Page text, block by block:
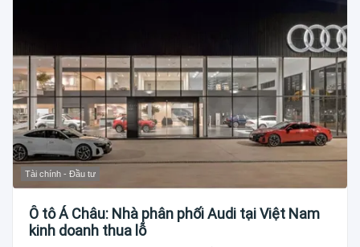
Tài chính - Đầu tư
Ô tô Á Châu: Nhà phân phối Audi tại Việt Nam
kinh doanh thua lỗ